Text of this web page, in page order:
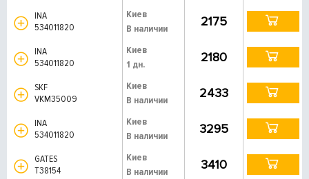
INA
534011820
Киев
В наличии
2175
INA
534011820
Киев
1 дн.
2180
SKF
VKM35009
Киев
В наличии
2433
INA
534011820
Киев
В наличии
3295
GATES
T38154
Киев
В наличии
3410